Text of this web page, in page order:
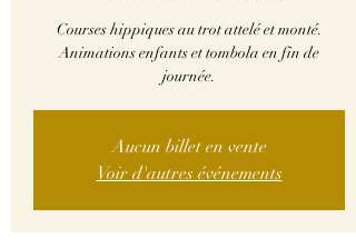
Courses hippiques au trot attelé et monté.
Animations enfants et tombola en fin de
journée.
Aucun billet en vente
Voir d'autres événements